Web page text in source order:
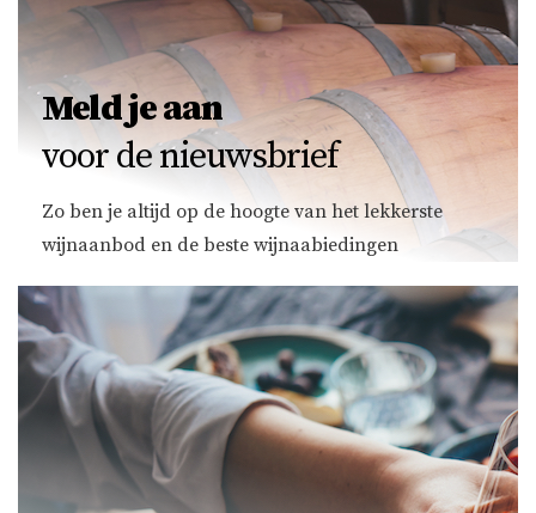
Meld je aan
voor de nieuwsbrief
Zo ben je altijd op de hoogte van het lekkerste
wijnaanbod en de beste wijnaabiedingen